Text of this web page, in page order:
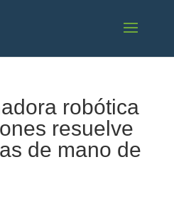
robótica
resuelve
de mano de